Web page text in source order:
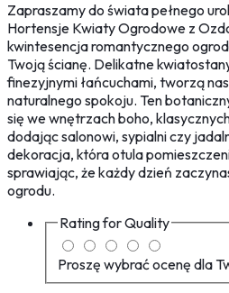
Zapraszamy do świata pełnego
Hortensje Kwiaty Ogrodowe z
kwintesencja romantycznego
Twoją ścianę. Delikatne
finezyjnymi łańcuchami, tworzą
naturalnego spokoju. Ten
się we wnętrzach boho,
dodając salonowi, sypialni czy
dekoracja, która otula
sprawiając, że każdy dzień
ogrodu.
Rating forQuality
Proszę wybrać ocenę dla